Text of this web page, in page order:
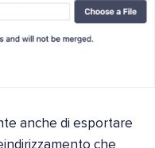
anche di esportare